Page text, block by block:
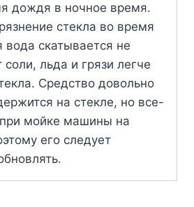
дождя в ночное время.
стекла во время
вода скатывается не
льда и грязи легче
Средство довольно
на стекле, но все-
мойке машины на
его следует